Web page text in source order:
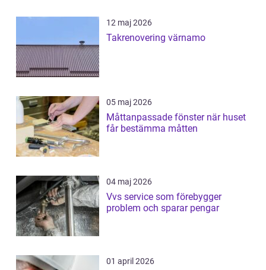
12 maj 2026
Takrenovering värnamo
05 maj 2026
Måttanpassade fönster när huset
får bestämma måtten
04 maj 2026
Vvs service som förebygger
problem och sparar pengar
01 april 2026